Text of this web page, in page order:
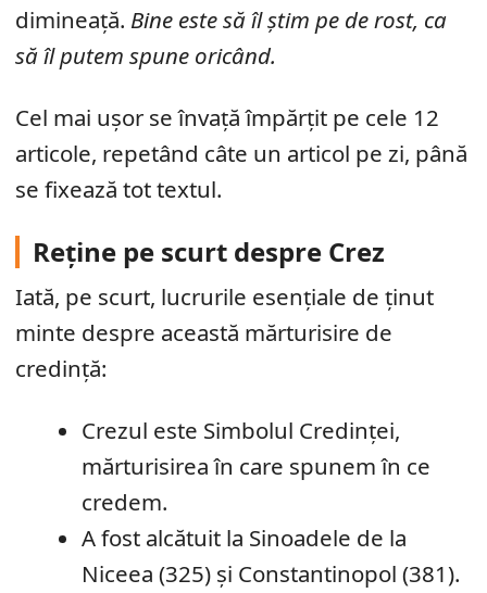
dimineață. Bine este să îl știm pe de rost, ca
să îl putem spune oricând.
Cel mai ușor se învață împărțit pe cele 12
articole, repetând câte un articol pe zi, până
se fixează tot textul.
Reține pe scurt despre Crez
Iată, pe scurt, lucrurile esențiale de ținut
minte despre această mărturisire de
credință:
Crezul este Simbolul Credinței,
mărturisirea în care spunem în ce
credem.
A fost alcătuit la Sinoadele de la
Niceea (325) și Constantinopol (381).